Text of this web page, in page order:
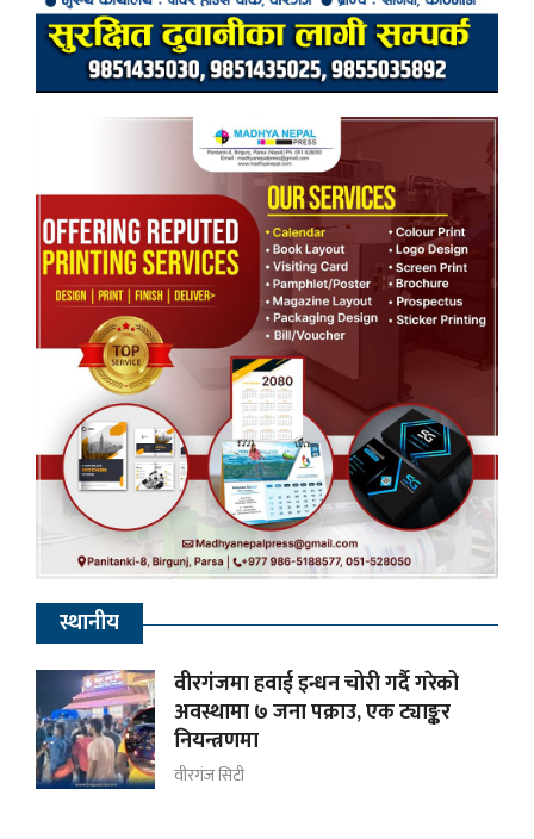
स्थानीय
वीरगंजमा हवाई इन्धन चोरी गर्दै गरेको
अवस्थामा ७ जना पक्राउ, एक ट्याङ्कर
नियन्त्रणमा
वीरगंज सिटी